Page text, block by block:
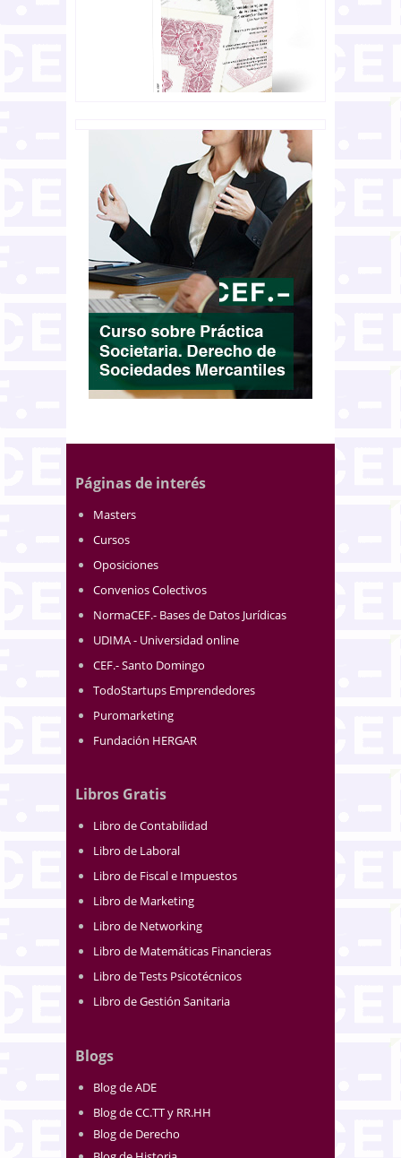
Páginas de interés
Masters
Cursos
Oposiciones
Convenios Colectivos
NormaCEF.- Bases de Datos Jurídicas
UDIMA - Universidad online
CEF.- Santo Domingo
TodoStartups Emprendedores
Puromarketing
Fundación HERGAR
Libros Gratis
Libro de Contabilidad
Libro de Laboral
Libro de Fiscal e Impuestos
Libro de Marketing
Libro de Networking
Libro de Matemáticas Financieras
Libro de Tests Psicotécnicos
Libro de Gestión Sanitaria
Blogs
Blog de ADE
Blog de CC.TT y RR.HH
Blog de Derecho